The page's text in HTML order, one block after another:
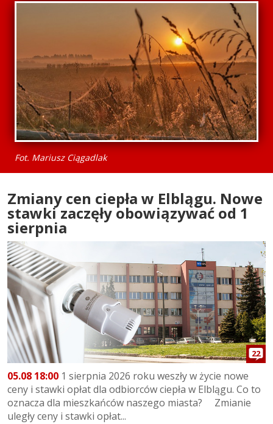
Fot. Mariusz Ciągadlak
Zmiany cen ciepła w Elblągu. Nowe
stawki zaczęły obowiązywać od 1
sierpnia
22
05.08 18:00 1 sierpnia 2026 roku weszły w życie nowe
ceny i stawki opłat dla odbiorców ciepła w Elblągu. Co to
oznacza dla mieszkańców naszego miasta? Zmianie
uległy ceny i stawki opłat...